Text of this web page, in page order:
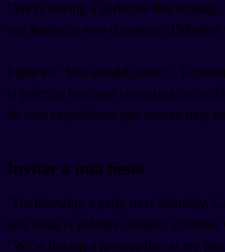
"We're having a barbecue this
una barbacoa este domingo.
Fíjate en "You should come!".
la práctica funciona como una
de esas expresiones que suenan muy
Invitar a una fiesta
"I'm throwing a party next Saturday.
una fiesta el próximo sábado. ¿Puedes
"We're having a get-together at my